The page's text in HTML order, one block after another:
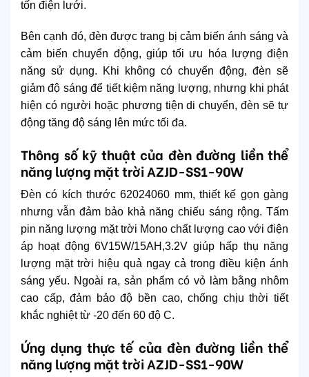
tốn điện lưới.
Bên cạnh đó, đèn được trang bị cảm biến ánh sáng và
cảm biến chuyển động, giúp tối ưu hóa lượng điện
năng sử dụng. Khi không có chuyển động, đèn sẽ
giảm độ sáng để tiết kiệm năng lượng, nhưng khi phát
hiện có người hoặc phương tiện di chuyển, đèn sẽ tự
động tăng độ sáng lên mức tối đa.
Thông số kỹ thuật của đèn đường liền thể
năng lượng mặt trời AZJD-SS1-90W
Đèn có kích thước 62024060 mm, thiết kế gọn gàng
nhưng vẫn đảm bảo khả năng chiếu sáng rộng. Tấm
pin năng lượng mặt trời Mono chất lượng cao với điện
áp hoạt động 6V15W/15AH,3.2V giúp hấp thụ năng
lượng mặt trời hiệu quả ngay cả trong điều kiện ánh
sáng yếu. Ngoài ra, sản phẩm có vỏ làm bằng nhôm
cao cấp, đảm bảo độ bền cao, chống chịu thời tiết
khắc nghiệt từ -20 đến 60 độ C.
Ứng dụng thực tế của đèn đường liền thể
năng lượng mặt trời AZJD-SS1-90W